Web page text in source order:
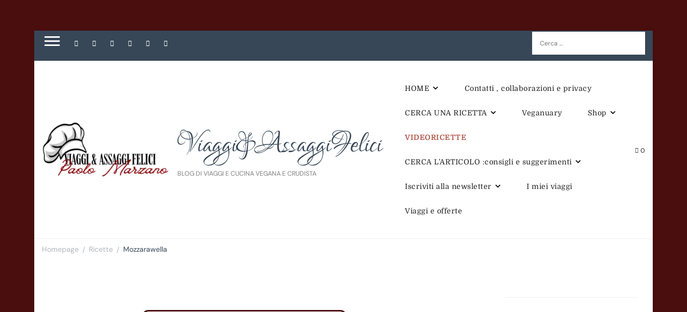
Ricerca
per:
Viaggi&AssaggiFelici
BLOG DI VIAGGI E CUCINA VEGANA E CRUDISTA
HOME Contatti , collaborazioni e privacy
CERCA UNA RICETTA Veganuary Shop
VIDEORICETTE
CERCA L’ARTICOLO :consigli e suggerimenti
Iscriviti alla newsletter I miei viaggi
Viaggi e offerte
0
Homepage / Ricette / Mozzarawella